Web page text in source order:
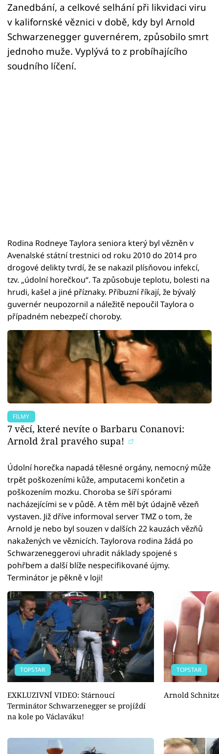
Zanedbání, a celkové selhání při likvidaci viru
v kalifornské věznici v době, kdy byl Arnold
Schwarzenegger guvernérem, způsobilo smrt
jednoho muže. Vyplývá to z probíhajícího
soudního líčení.
Rodina Rodneye Taylora seniora který byl vězněn v
Avenalské státní trestnici od roku 2010 do 2014 pro
drogové delikty tvrdí, že se nakazil plísňovou infekcí,
tzv. „údolní horečkou“. Ta způsobuje teplotu, bolesti na
hrudi, kašel a jiné příznaky. Příbuzní říkají, že bývalý
guvernér neupozornil a náležitě nepoučil Taylora o
případném nebezpečí choroby.
FILMY
7 věcí, které nevíte o Barbaru Conanovi:
Arnold žral pravého supa!
Údolní horečka napadá tělesné orgány, nemocný může
trpět poškozeními kůže, amputacemi končetin a
poškozením mozku. Choroba se šíří spórami
nacházejícími se v půdě. A těm měl být údajně vězeň
vystaven. Již dříve informoval server TMZ o tom, že
Arnold je nebo byl souzen v dalších 22 kauzách vězňů
nakažených ve věznicích. Taylorova rodina žádá po
Schwarzeneggerovi uhradit náklady spojené s
pohřbem a další blíže nespecifikované újmy.
Terminátor je pěkně v loji!
TOPSTAR
EXKLUZIVNÍ VIDEO: Stárnoucí
Terminátor Schwarzenegger se projíždí
na kole po Václaváku!
TOPSTAR
Arnold